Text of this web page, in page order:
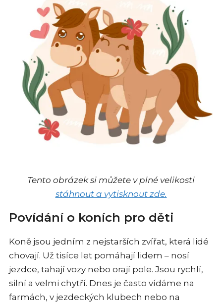
Tento obrázek si můžete v plné velikosti
stáhnout a vytisknout zde.
Povídání o koních pro děti
Koně jsou jedním z nejstarších zvířat, která lidé
chovají. Už tisíce let pomáhají lidem – nosí
jezdce, tahají vozy nebo orají pole. Jsou rychlí,
silní a velmi chytří. Dnes je často vídáme na
farmách, v jezdeckých klubech nebo na